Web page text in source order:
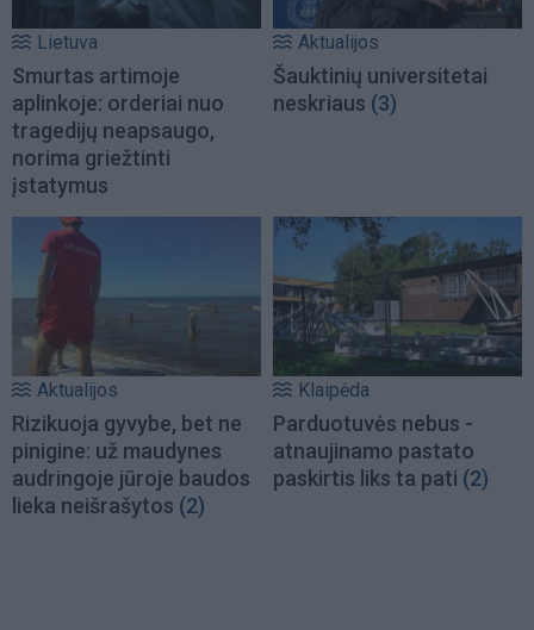
Lietuva
Smurtas artimoje
aplinkoje: orderiai nuo
tragedijų neapsaugo,
norima griežtinti
įstatymus
Aktualijos
Šauktinių universitetai
neskriaus (3)
Aktualijos
Rizikuoja gyvybe, bet ne
pinigine: už maudynes
audringoje jūroje baudos
lieka neišrašytos (2)
Klaipėda
Parduotuvės nebus -
atnaujinamo pastato
paskirtis liks ta pati (2)